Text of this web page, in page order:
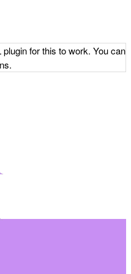
for this to work. You can